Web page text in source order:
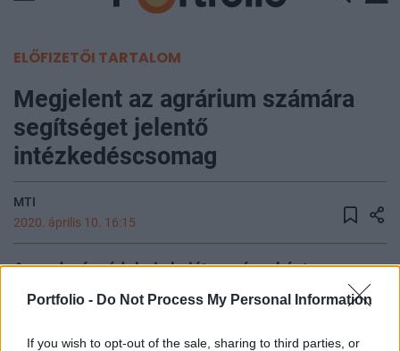
Portfolio - Do Not Process My Personal Information
If you wish to opt-out of the sale, sharing to third parties, or
ELŐFIZETŐI TARTALOM
Megjelent az agrárium számára
segítséget jelentő
intézkedéscsomag
MTI
2020. április 10. 16:15
A gazdaságvédelmi akcióterv részeként
megjelent az első, az agrárium számára célzott
Közlönyben - jelentette be Nagy István